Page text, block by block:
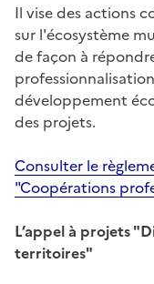
Il vise des actions
sur l'écosystème
de façon à
développement
des projets.
Consulter le
"Coopérations
L’appel à projets
territoires"